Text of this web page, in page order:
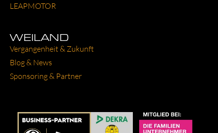
LEAP­MO­TOR
WEILAND
Ver­gan­gen­heit & Zukunft
Blog & News
Spon­so­ring & Part­ner